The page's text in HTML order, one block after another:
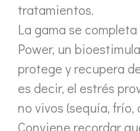
tratamientos.
La gama se
Power, un
protege y recupera
es decir, el estrés
no vivos (sequía, frío,
Conviene recordar